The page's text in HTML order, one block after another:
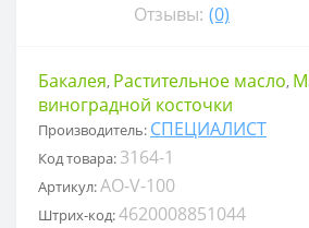
Отзывы: (0)
Бакалея, Растительное масло,
виноградной косточки
Производитель: СПЕЦИАЛИСТ
Код товара: 3164-1
Артикул:AO-V-100
Штрих-код:4620008851044